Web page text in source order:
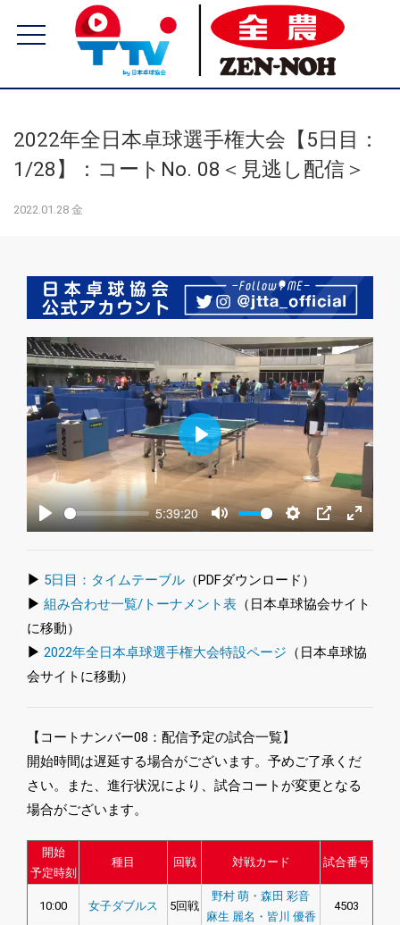
2022年全日本卓球選手権大会【5日目：
1/28】：コートNo. 08＜見逃し配信＞
2022.01.28 金
Play
5:39:20
Mute Settings
PIP Enter
Play
▶ 5日目：タイムテーブル （PDFダウンロード）
▶ 組み合わせ一覧/トーナメント表 （日本卓球協会サイト
に移動）
▶ 2022年全日本卓球選手権大会特設ページ （日本卓球協
会サイトに移動）
【コートナンバー08：配信予定の試合一覧】
開始時間は遅延する場合がございます。予めご了承くだ
さい。また、進行状況により、試合コートが変更となる
場合がございます。
開始
予定時刻
種目 回戦 対戦カード 試合番号
10:00 女子ダブルス 5回戦
野村 萌・森田 彩音
麻生 麗名・皆川 優香
4503